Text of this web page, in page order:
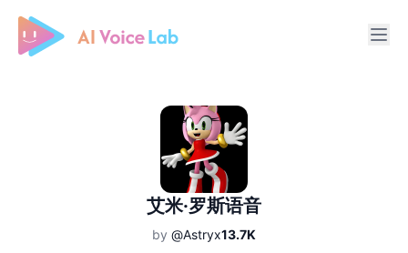
Free AI Cover & AI Voice Over
艾米·罗斯语音
by @Astryx13.7K